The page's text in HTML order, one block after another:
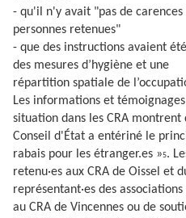
- qu'il n'y avait "pas de carences
personnes retenues"
- que des instructions avaient
des mesures d’hygiène et une
répartition spatiale de
Les informations et
situation dans les CRA montrent
Conseil d'État a entériné le
rabais pour les étranger.es »5.
retenu·es aux CRA de Oissel et
représentant·es des
au CRA de Vincennes ou de